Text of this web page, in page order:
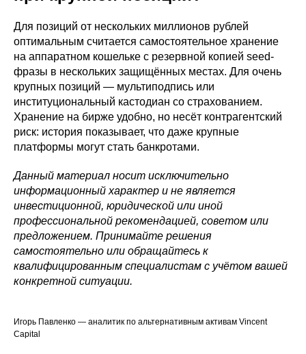
Для позиций от нескольких миллионов рублей
оптимальным считается самостоятельное хранение
на аппаратном кошельке с резервной копией seed-
фразы в нескольких защищённых местах. Для очень
крупных позиций — мультиподпись или
институциональный кастодиан со страхованием.
Хранение на бирже удобно, но несёт контрагентский
риск: история показывает, что даже крупные
платформы могут стать банкротами.
Данный материал носит исключительно
информационный характер и не является
инвестиционной, юридической или иной
профессиональной рекомендацией, советом или
предложением. Принимайте решения
самостоятельно или обращайтесь к
квалифицированным специалистам с учётом вашей
конкретной ситуации.
Игорь Павленко — аналитик по альтернативным активам Vincent
Capital